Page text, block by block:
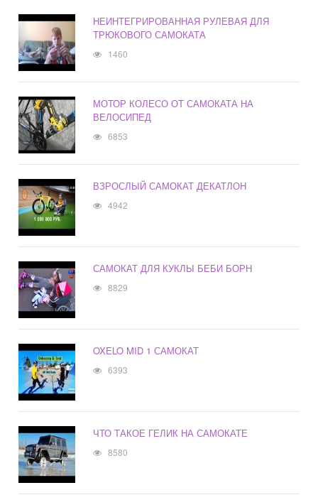
НЕИНТЕГРИРОВАННАЯ РУЛЕВАЯ ДЛЯ
ТРЮКОВОГО САМОКАТА
1460
МОТОР КОЛЕСО ОТ САМОКАТА НА
ВЕЛОСИПЕД
6853
ВЗРОСЛЫЙ САМОКАТ ДЕКАТЛОН
4942
САМОКАТ ДЛЯ КУКЛЫ БЕБИ БОРН
8829
OXELO MID 1 САМОКАТ
6393
ЧТО ТАКОЕ ГЕЛИК НА САМОКАТЕ
8580